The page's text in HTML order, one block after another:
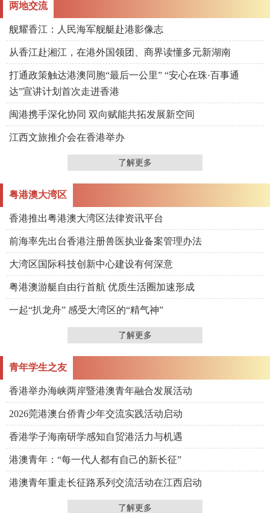
两地交流
舰耀香江：人民海军舰艇赴港影像志
从香江赴湘江，在港外国领团、商界读懂多元新湖南
打通政策触达港澳同胞“最后一公里” “安心在珠·百事通
达”宣讲计划首次走进香港
闽港携手深化协同 双向赋能共拓发展新空间
江西文旅推介会在香港举办
了解更多
粤港澳大湾区
香港推出粤港澳大湾区法律资讯平台
前海率先出台香港注册兽医执业备案管理办法
大湾区国际科技创新中心建设有何深意
粤港澳游艇自由行首航 优质生活圈加速形成
一起“扒龙舟” 感受大湾区的“精气神”
了解更多
青年学生之友
香港举办海峡两岸暨港澳青年融合发展活动
2026莞港澳台侨青少年交流实践活动启动
香港学子海南研学感知自贸港活力与机遇
港澳青年：“每一代人都有自己的新长征”
港澳青年重走长征路系列交流活动在江西启动
了解更多